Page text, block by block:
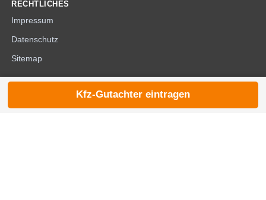
RECHTLICHES
Impressum
Datenschutz
Sitemap
© 2026 die-kfzgutachter.de |
Kfz-Gutachter eintragen